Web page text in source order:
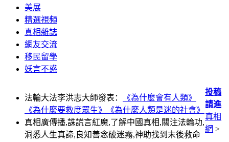
美展
精選視頻
真相雜誌
網友交流
移民留學
妖言不惑
法輪大法李洪志大師發表：
《為什麼會有人類》
《為什麼要救度眾生》
《為什麼人類是迷的社會》
真相廣傳播,誅謊言紅魔,了解中國真相,關注法輪功,
洞悉人生真諦,良知善念破迷霧,神助找到末後救命
投稿
請進
真相
網 >